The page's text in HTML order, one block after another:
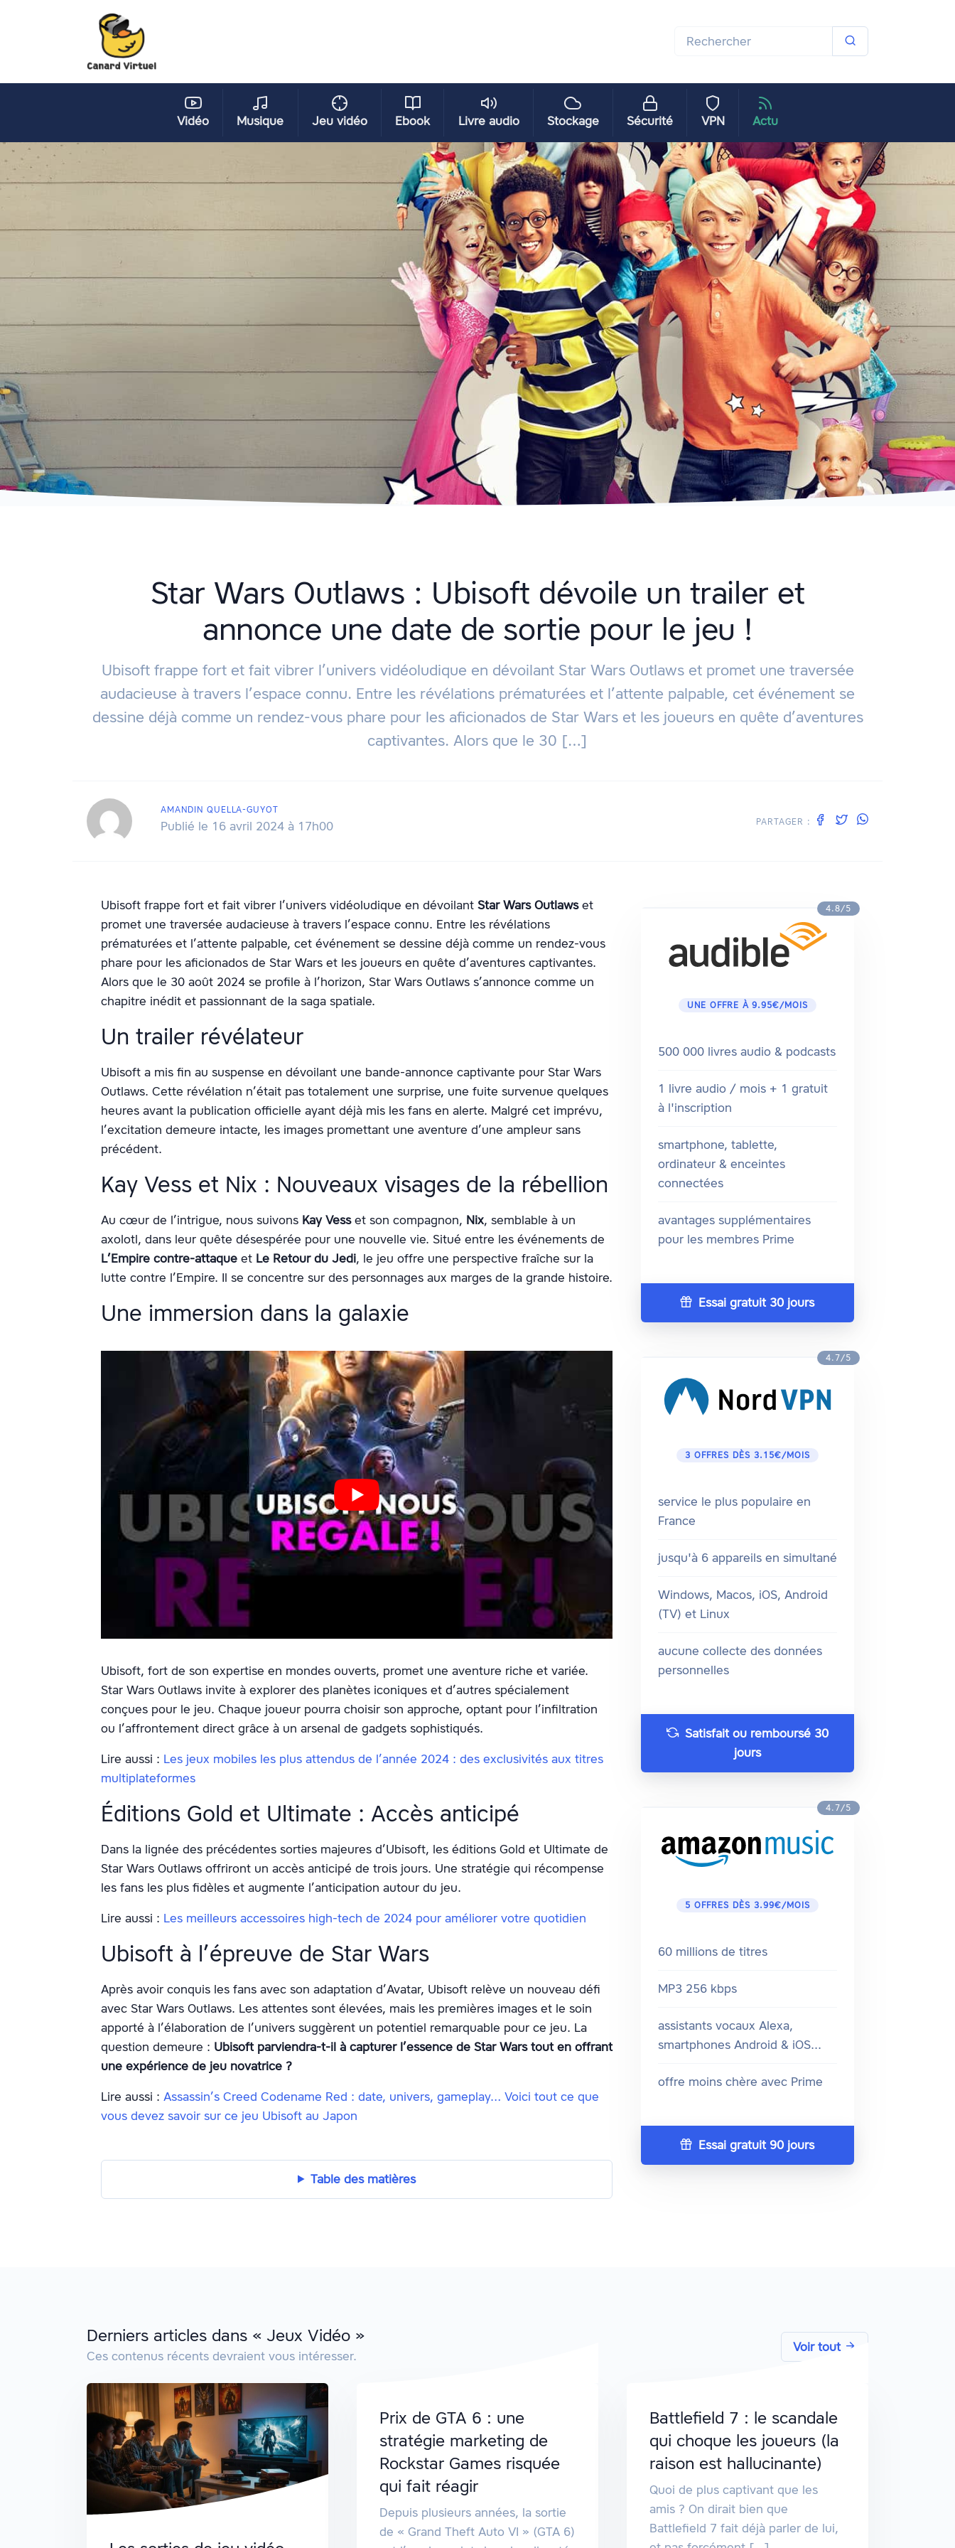
Vidéo Musique Jeu vidéo Ebook Livre audio Stockage Sécurité VPN Actu
Star Wars Outlaws : Ubisoft dévoile un trailer et
annonce une date de sortie pour le jeu !
Ubisoft frappe fort et fait vibrer l’univers vidéoludique en dévoilant Star Wars Outlaws et promet une traversée
audacieuse à travers l’espace connu. Entre les révélations prématurées et l’attente palpable, cet événement se
dessine déjà comme un rendez-vous phare pour les aficionados de Star Wars et les joueurs en quête d’aventures
captivantes. Alors que le 30 […]
AMANDIN QUELLA-GUYOT
Publié le 16 avril 2024 à 17h00 PARTAGER :
Ubisoft frappe fort et fait vibrer l’univers vidéoludique en dévoilant Star Wars Outlawset
promet une traversée audacieuse à travers l’espace connu. Entre les révélations
prématurées et l’attente palpable, cet événement se dessine déjà comme un rendez-vous
phare pour les aficionados de Star Wars et les joueurs en quête d’aventures captivantes.
Alors que le 30 août 2024 se profile à l’horizon, Star Wars Outlaws s’annonce comme un
chapitre inédit et passionnant de la saga spatiale.
Un trailer révélateur
Ubisoft a mis fin au suspense en dévoilant une bande-annonce captivante pour Star Wars
Outlaws. Cette révélation n’était pas totalement une surprise, une fuite survenue quelques
heures avant la publication officielle ayant déjà mis les fans en alerte. Malgré cet imprévu,
l’excitation demeure intacte, les images promettant une aventure d’une ampleur sans
précédent.
Kay Vess et Nix : Nouveaux visages de la rébellion
Au cœur de l’intrigue, nous suivons Kay Vesset son compagnon, Nix, semblable à un
axolotl, dans leur quête désespérée pour une nouvelle vie. Situé entre les événements de
L’Empire contre-attaque et Le Retour du Jedi, le jeu offre une perspective fraîche sur la
lutte contre l’Empire. Il se concentre sur des personnages aux marges de la grande histoire.
Une immersion dans la galaxie
Ubisoft, fort de son expertise en mondes ouverts, promet une aventure riche et variée.
Star Wars Outlaws invite à explorer des planètes iconiques et d’autres spécialement
conçues pour le jeu. Chaque joueur pourra choisir son approche, optant pour l’infiltration
ou l’affrontement direct grâce à un arsenal de gadgets sophistiqués.
Lire aussi : Les jeux mobiles les plus attendus de l’année 2024 : des exclusivités aux titres
multiplateformes
Éditions Gold et Ultimate : Accès anticipé
Dans la lignée des précédentes sorties majeures d’Ubisoft, les éditions Gold et Ultimate de
Star Wars Outlaws offriront un accès anticipé de trois jours. Une stratégie qui récompense
les fans les plus fidèles et augmente l’anticipation autour du jeu.
Lire aussi : Les meilleurs accessoires high-tech de 2024 pour améliorer votre quotidien
Ubisoft à l’épreuve de Star Wars
Après avoir conquis les fans avec son adaptation d’Avatar, Ubisoft relève un nouveau défi
avec Star Wars Outlaws. Les attentes sont élevées, mais les premières images et le soin
apporté à l’élaboration de l’univers suggèrent un potentiel remarquable pour ce jeu. La
question demeure : Ubisoft parviendra-t-il à capturer l’essence de Star Wars tout en offrant
une expérience de jeu novatrice ?
Lire aussi : Assassin’s Creed Codename Red : date, univers, gameplay… Voici tout ce que
vous devez savoir sur ce jeu Ubisoft au Japon
Table des matières
4.8/5
UNE OFFRE À 9.95€/MOIS
500 000 livres audio & podcasts
1 livre audio / mois + 1 gratuit
à l'inscription
smartphone, tablette,
ordinateur & enceintes
connectées
avantages supplémentaires
pour les membres Prime
Essai gratuit 30 jours
4.7/5
3 OFFRES DÈS 3.15€/MOIS
service le plus populaire en
France
jusqu'à 6 appareils en simultané
Windows, Macos, iOS, Android
(TV) et Linux
aucune collecte des données
personnelles
Satisfait ou remboursé 30
jours
4.7/5
5 OFFRES DÈS 3.99€/MOIS
60 millions de titres
MP3 256 kbps
assistants vocaux Alexa,
smartphones Android & iOS...
offre moins chère avec Prime
Essai gratuit 90 jours
Derniers articles dans « Jeux Vidéo »
Ces contenus récents devraient vous intéresser.
Voir tout
Prix de GTA 6 : une
stratégie marketing de
Rockstar Games risquée
qui fait réagir
Depuis plusieurs années, la sortie
de « Grand Theft Auto VI » (GTA 6)
Battlefield 7 : le scandale
qui choque les joueurs (la
raison est hallucinante)
Quoi de plus captivant que les
amis ? On dirait bien que
Battlefield 7 fait déjà parler de lui,